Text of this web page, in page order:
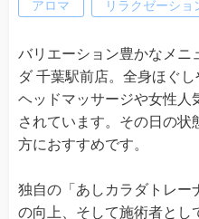
アロマ リラクゼーショ
バリエーション豊かなメニ
ダ 千葉駅前店。全身ほぐ
ヘッドマッサージや女性人
されています。その日の状
方におすすめです。
独自の「あしカラダトレー
の向上、そして施術者とし